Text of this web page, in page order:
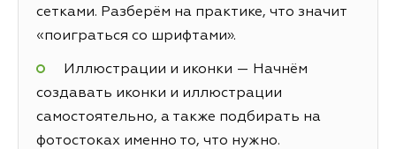
сетками. Разберём на практике, что значит
«поиграться со шрифтами».
Иллюстрации и иконки — Начнём
создавать иконки и иллюстрации
самостоятельно, а также подбирать на
фотостоках именно то, что нужно.